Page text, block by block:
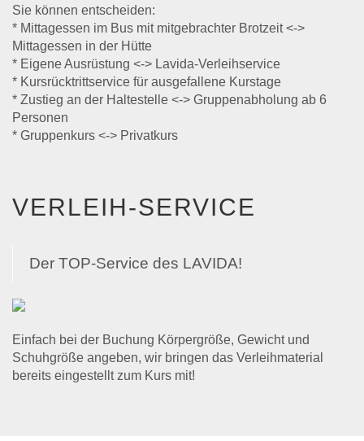
Sie können entscheiden:
* Mittagessen im Bus mit mitgebrachter Brotzeit <->
Mittagessen in der Hütte
* Eigene Ausrüstung <-> Lavida-Verleihservice
* Kursrücktrittservice für ausgefallene Kurstage
* Zustieg an der Haltestelle <-> Gruppenabholung ab 6
Personen
* Gruppenkurs <-> Privatkurs
VERLEIH-SERVICE
Der TOP-Service des LAVIDA!
Einfach bei der Buchung Körpergröße, Gewicht und
Schuhgröße angeben, wir bringen das Verleihmaterial
bereits eingestellt zum Kurs mit!